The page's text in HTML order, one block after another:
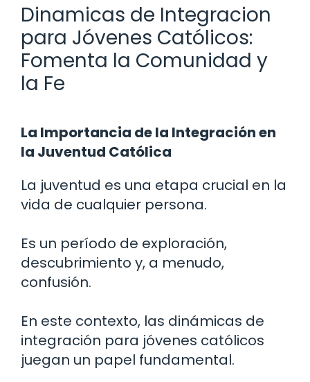
Dinamicas de Integracion
para Jóvenes Católicos:
Fomenta la Comunidad y
la Fe
La Importancia de la Integración en
la Juventud Católica
La juventud es una etapa crucial en la
vida de cualquier persona.
Es un período de exploración,
descubrimiento y, a menudo,
confusión.
En este contexto, las dinámicas de
integración para jóvenes católicos
juegan un papel fundamental.